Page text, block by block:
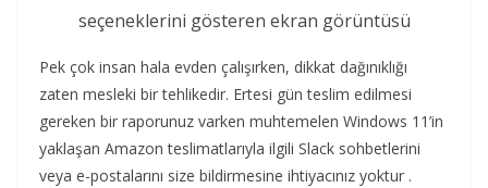
Pek çok insan hala evden çalışırken, dikkat dağınıklığı
zaten mesleki bir tehlikedir. Ertesi gün teslim edilmesi
gereken bir raporunuz varken muhtemelen Windows 11’in
yaklaşan Amazon teslimatlarıyla ilgili Slack sohbetlerini
veya e-postalarını size bildirmesine ihtiyacınız yoktur .